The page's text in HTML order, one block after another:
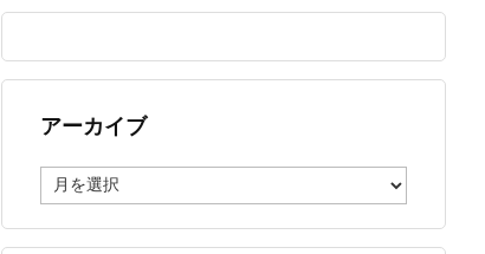
アーカイブ
ー
イ